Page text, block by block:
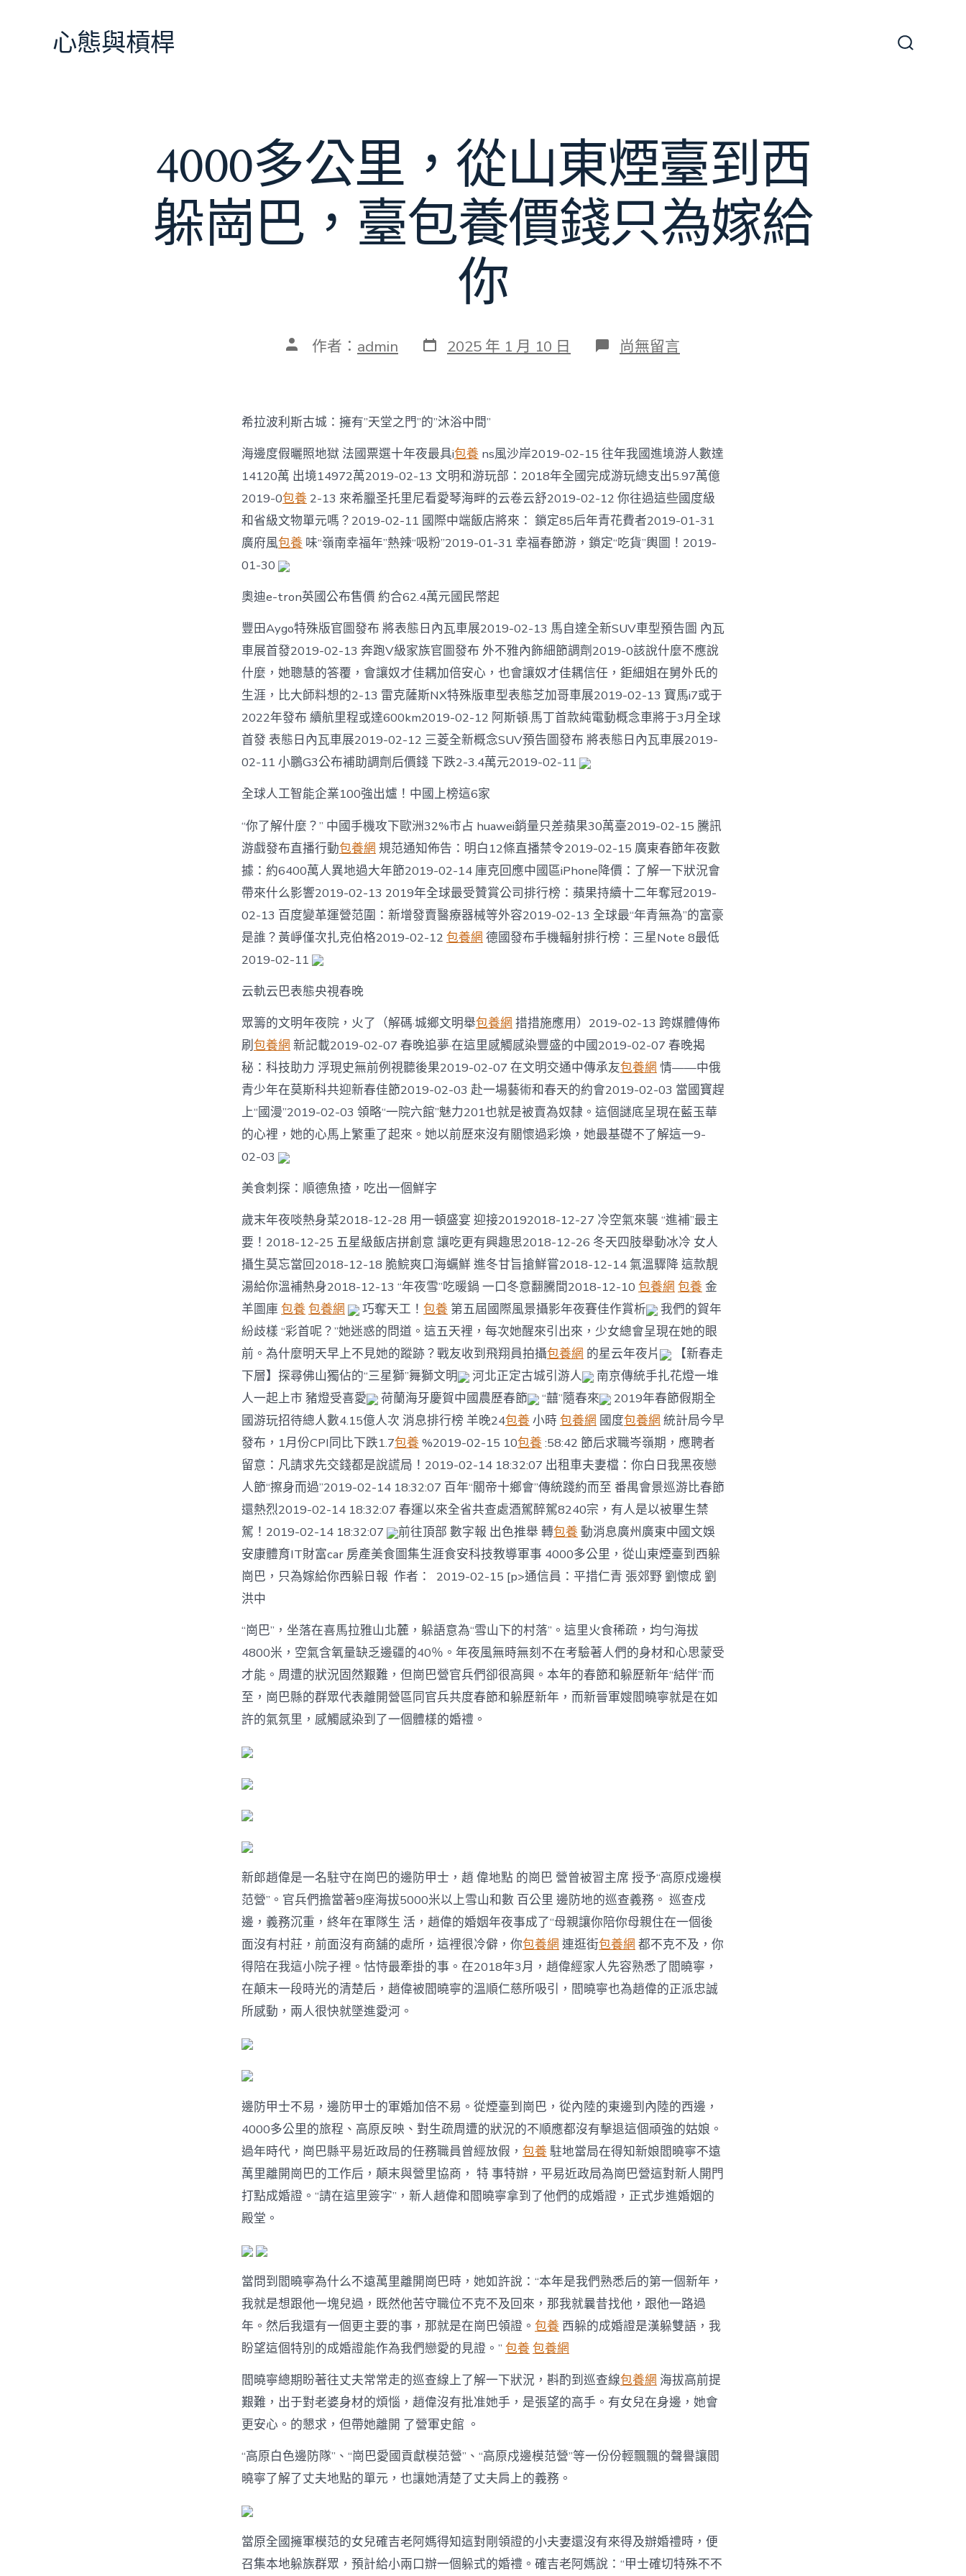
心態與槓桿
4000多公里，從山東煙臺到西
躲崗巴，臺包養價錢只為嫁給
你
文 作者： admin 發
表
2025 年 1 月 10 日 在
〈4000
東
煙
臺
到
西
躲
崗
巴，
只
為
嫁
給
你〉
中
尚無留言
希拉波利斯古城：擁有”天堂之門”的”沐浴中間”
海邊度假曬照地獄 法國票選十年夜最具i包養 ns風沙岸2019-02-15 往年我國進境游人數達
14120萬 出境14972萬2019-02-13 文明和游玩部：2018年全國完成游玩總支出5.97萬億
2019-0包養 2-13 來希臘圣托里尼看愛琴海畔的云卷云舒2019-02-12 你往過這些國度級
和省級文物單元嗎？2019-02-11 國際中端飯店將來： 鎖定85后年青花費者2019-01-31
廣府風包養 味“嶺南幸福年”熱辣“吸粉”2019-01-31 幸福春節游，鎖定“吃貨”輿圖！2019-
01-30
奧迪e-tron英國公布售價 約合62.4萬元國民幣起
豐田Aygo特殊版官圖發布 將表態日內瓦車展2019-02-13 馬自達全新SUV車型預告圖 內瓦
車展首發2019-02-13 奔跑V級家族官圖發布 外不雅內飾細節調劑2019-0該說什麼不應說
什麼，她聰慧的答覆，會讓奴才佳耦加倍安心，也會讓奴才佳耦信任，鉅細姐在舅外氏的
生涯，比大師料想的2-13 雷克薩斯NX特殊版車型表態芝加哥車展2019-02-13 寶馬i7或于
2022年發布 續航里程或達600km2019-02-12 阿斯頓·馬丁首款純電動概念車將于3月全球
首發 表態日內瓦車展2019-02-12 三菱全新概念SUV預告圖發布 將表態日內瓦車展2019-
02-11 小鵬G3公布補助調劑后價錢 下跌2-3.4萬元2019-02-11
全球人工智能企業100強出爐！中國上榜這6家
“你了解什麼？” 中國手機攻下歐洲32%市占 huawei銷量只差蘋果30萬臺2019-02-15 騰訊
游戲發布直播行動包養網 規范通知佈告：明白12條直播禁令2019-02-15 廣東春節年夜數
據：約6400萬人異地過大年節2019-02-14 庫克回應中國區iPhone降價：了解一下狀況會
帶來什么影響2019-02-13 2019年全球最受贊賞公司排行榜：蘋果持續十二年奪冠2019-
02-13 百度變革運營范圍：新增發賣醫療器械等外容2019-02-13 全球最“年青無為”的富豪
是誰？黃崢僅次扎克伯格2019-02-12 包養網 德國發布手機輻射排行榜：三星Note 8最低
2019-02-11
云軌云巴表態央視春晚
眾籌的文明年夜院，火了（解碼·城鄉文明舉包養網 措措施應用）2019-02-13 跨媒體傳佈
刷包養網 新記載2019-02-07 春晚追夢·在這里感觸感染豐盛的中國2019-02-07 春晚揭
秘：科技助力 浮現史無前例視聽後果2019-02-07 在文明交通中傳承友包養網 情——中俄
青少年在莫斯科共迎新春佳節2019-02-03 赴一場藝術和春天的約會2019-02-03 當國寶趕
上“國漫”2019-02-03 領略“一院六館”魅力201也就是被賣為奴隸。這個謎底呈現在藍玉華
的心裡，她的心馬上繁重了起來。她以前歷來沒有關懷過彩煥，她最基礎不了解這一9-
02-03
美食刺探：順德魚揸，吃出一個鮮字
歲末年夜啖熱身菜2018-12-28 用一頓盛宴 迎接20192018-12-27 冷空氣來襲 “進補”最主
要！2018-12-25 五星級飯店拼創意 讓吃更有興趣思2018-12-26 冬天四肢舉動冰冷 女人
攝生莫忘當回2018-12-18 脆鯇爽口海蠣鮮 進冬甘旨搶鮮嘗2018-12-14 氣溫驟降 這款靚
湯給你溫補熱身2018-12-13 “年夜雪”吃暖鍋 一口冬意翻騰間2018-12-10 包養網 包養 金
羊圖庫 包養 包養網 巧奪天工！ 包養 第五屆國際風景攝影年夜賽佳作賞析
我們的賀年
紛歧樣 “彩首呢？”她迷惑的問道。這五天裡，每次她醒來引出來，少女總會呈現在她的眼
前。為什麼明天早上不見她的蹤跡？戰友收到飛翔員拍攝包養網 的星云年夜片
【新春走
下層】探尋佛山獨佔的“三星獅”舞獅文明
河北正定古城引游人
南京傳統手扎花燈一堆
人一起上市 豬燈受喜愛
荷蘭海牙慶賀中國農歷春節 “囍”隨春來
2019年春節假期全
國游玩招待總人數4.15億人次 消息排行榜 羊晚24包養 小時 包養網 國度包養網 統計局今早
發布，1月份CPI同比下跌1.7包養 %2019-02-15 10包養 :58:42 節后求職岑嶺期，應聘者
留意：凡請求先交錢都是說謊局！2019-02-14 18:32:07 出租車夫妻檔：你白日我黑夜戀
人節“擦身而過”2019-02-14 18:32:07 百年“關帝十鄉會”傳統踐約而至 番禺會景巡游比春節
還熱烈2019-02-14 18:32:07 春運以來全省共查處酒駕醉駕8240宗，有人是以被畢生禁
駕！2019-02-14 18:32:07
前往頂部 數字報 出色推舉 轉包養 動消息廣州廣東中國文娛
安康體育IT財富car 房產美食圖集生涯食安科技教導軍事 4000多公里，從山東煙臺到西躲
崗巴，只為嫁給你西躲日報 作者： 2019-02-15 [p>通信員：平措仁青 張郊野 劉懷成 劉
洪中
“崗巴”，坐落在喜馬拉雅山北麓，躲語意為“雪山下的村落”。這里火食稀疏，均勻海拔
4800米，空氣含氧量缺乏邊疆的40％。年夜風無時無刻不在考驗著人們的身材和心思蒙受
才能。周遭的狀況固然艱難，但崗巴營官兵們卻很高興。本年的春節和躲歷新年“結伴”而
至，崗巴縣的群眾代表離開營區同官兵共度春節和躲歷新年，而新晉軍嫂閻曉寧就是在如
許的氣氛里，感觸感染到了一個體樣的婚禮。
新郎趙偉是一名駐守在崗巴的邊防甲士，趙 偉地點 的崗巴 營曾被習主席 授予“高原戍邊模
范營”。官兵們擔當著9座海拔5000米以上雪山和數 百公里 邊防地的巡查義務。 巡查戍
邊，義務沉重，終年在軍隊生 活，趙偉的婚姻年夜事成了“母親讓你陪你母親住在一個後
面沒有村莊，前面沒有商舖的處所，這裡很冷僻，你包養網 連逛街包養網 都不克不及，你
得陪在我這小院子裡。怙恃最牽掛的事。在2018年3月，趙偉經家人先容熟悉了閻曉寧，
在顛末一段時光的清楚后，趙偉被閻曉寧的溫順仁慈所吸引，閻曉寧也為趙偉的正派忠誠
所感動，兩人很快就墜進愛河。
邊防甲士不易，邊防甲士的軍婚加倍不易。從煙臺到崗巴，從內陸的東邊到內陸的西邊，
4000多公里的旅程、高原反映、對生疏周遭的狀況的不順應都沒有擊退這個頑強的姑娘。
過年時代，崗巴縣平易近政局的任務職員曾經放假， 包養 駐地當局在得知新娘閻曉寧不遠
萬里離開崗巴的工作后，顛末與營里協商， 特 事特辦，平易近政局為崗巴營這對新人開門
打點成婚證。“請在這里簽字”，新人趙偉和閻曉寧拿到了他們的成婚證，正式步進婚姻的
殿堂。
當問到閻曉寧為什么不遠萬里離開崗巴時，她如許說：“本年是我們熟悉后的第一個新年，
我就是想跟他一塊兒過，既然他苦守職位不克不及回來，那我就曩昔找他，跟他一路過
年。然后我還有一個更主要的事，那就是在崗巴領證。 包養 西躲的成婚證是漢躲雙語，我
盼望這個特別的成婚證能作為我們戀愛的見證。” 包養 包養網
閻曉寧總期盼著往丈夫常常走的巡查線上了解一下狀況，斟酌到巡查線包養網 海拔高前提
艱難，出于對老婆身材的煩惱，趙偉沒有批准她手，是張望的高手。有女兒在身邊，她會
更安心。的懇求，但帶她離開 了營軍史館 。
“高原白色邊防隊”、“崗巴愛國貢獻模范營”、“高原戍邊模范營”等一份份輕飄飄的聲譽讓閻
曉寧了解了丈夫地點的單元，也讓她清楚了丈夫肩上的義務。
當原全國擁軍模范的女兒確吉老阿媽得知這對剛領證的小夫妻還沒有來得及辦婚禮時，便
召集本地躲族群眾，預計給小兩口辦一個躲式的婚禮。確吉老阿媽說：“甲士確切特殊不不